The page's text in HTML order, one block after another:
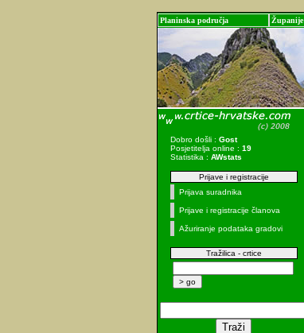
Planinska područja Županije
Dobro došli : Gost
Posjetitelja online : 19
Statistika : AWstats
Prijave i registracije
Prijava suradnika
Prijave i registracije članova
Ažuriranje podataka gradovi
Tražilica - crtice